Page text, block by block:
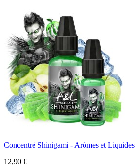
Concentré Shinigami - Arômes et Liquides
12,90 €